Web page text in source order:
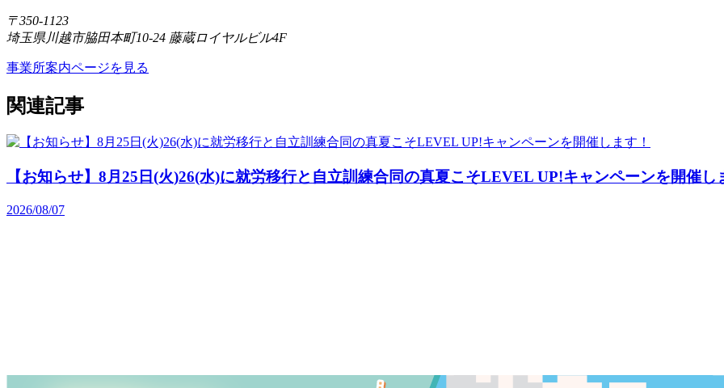
〒350-1123
埼玉県川越市脇田本町10-24 藤蔵ロイヤルビル4F
事業所案内ページを見る
関連記事
【お知らせ】8月25日(火)26(水)に就労移行と自立訓練合同の真夏こそLEVEL UP!キャンペーンを開催し
2026/08/07